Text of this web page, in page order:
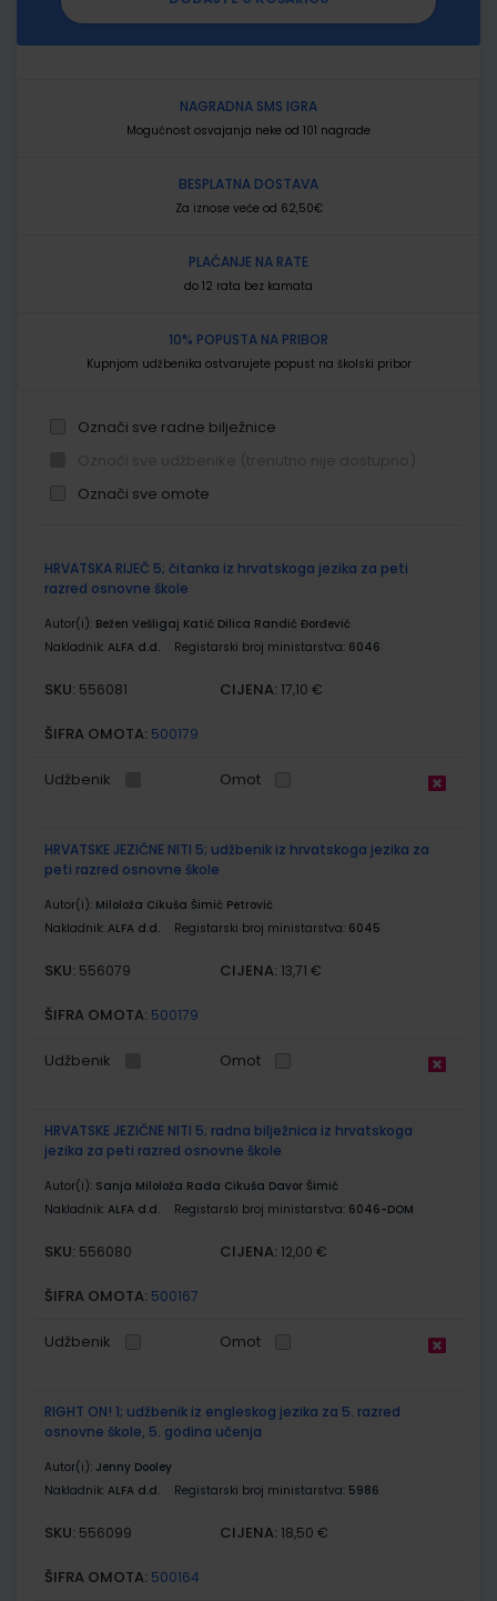
NAGRADNA SMS IGRA
Mogućnost osvajanja neke od 101 nagrade
BESPLATNA DOSTAVA
Za iznose veće od 62,50€
PLAĆANJE NA RATE
do 12 rata bez kamata
10% POPUSTA NA PRIBOR
Kupnjom udžbenika ostvarujete popust na školski pribor
Označi sve radne bilježnice
Označi sve omote
proizvodi
HRVATSKA RIJEČ 5; čitanka iz hrvatskoga jezika za peti
razred osnovne škole
Autor(i): Bežen Vešligaj Katić Dilica Randić Đorđević
Nakladnik: ALFA d.d. Registarski broj ministarstva: 6046
SKU: 556081 CIJENA: 17,10 €
ŠIFRA OMOTA: 500179
Udžbenik Omot
HRVATSKE JEZIČNE NITI 5; udžbenik iz hrvatskoga jezika za
peti razred osnovne škole
Autor(i): Miloloža Cikuša Šimić Petrović
Nakladnik: ALFA d.d. Registarski broj ministarstva: 6045
SKU: 556079 CIJENA: 13,71 €
ŠIFRA OMOTA: 500179
Udžbenik Omot
HRVATSKE JEZIČNE NITI 5; radna bilježnica iz hrvatskoga
jezika za peti razred osnovne škole
Autor(i): Sanja Miloloža Rada Cikuša Davor Šimić
Nakladnik: ALFA d.d. Registarski broj ministarstva: 6046-DOM
SKU: 556080 CIJENA: 12,00 €
ŠIFRA OMOTA: 500167
Udžbenik Omot
RIGHT ON! 1; udžbenik iz engleskog jezika za 5. razred
osnovne škole, 5. godina učenja
Autor(i): Jenny Dooley
Nakladnik: ALFA d.d. Registarski broj ministarstva: 5986
SKU: 556099 CIJENA: 18,50 €
ŠIFRA OMOTA: 500164